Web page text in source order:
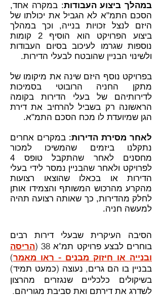
במהלך ביצוע העבודות: במקרה אחד,
הסכם התמ"א לא הגביל את יכולתו של
היזם לנצל זכויות בנייה, וכך במהלך
ביצוע הפרויקט הוא הוסיף 2 קומות
נוספות שגרמו לעיכוב בסיום העבודות
ולשינוי הבניין שהובטח לבעלי הדירות.
בפרויקט נוסף היזם שינה את מיקומו של
מתקן החניה הרובוטי בסמיכות
לדירותיהם של בעלי הדירות בקומה
הראשונה רק בשביל להרחיב את דירת
הגן שמיועדת לו מכח הסכם התמ"א.
לאחר מסירת הדירות: במקרים אחרים
נתקלנו ביזמים שהמשיכו למכור
מחסנים לאחר שהתקבל טופס 4
לפרויקט ולאחר שהבניין נמסר לידי בעלי
הדירות או בכאלו שהוצאו רצועות
מהקרע מהרכוש המשותף והצמידו אותן
לחלק מהדירות, כך שאותה רצועה תהיה
למעשה חניה.
הסיבה העיקרית שבעלי דירות רבים
בוחרים לבצע פרויקט תמ"א 38 (
הריסה
ובנייה או חיזוק מבנים - ראו מאמר)
בבניין בו הם גרים, נעוצה (כמעט תמיד)
בשיקולים כלכליים שנגזרים מהרצון
לשדרג את דירתם ואת סביבת מגוריהם.